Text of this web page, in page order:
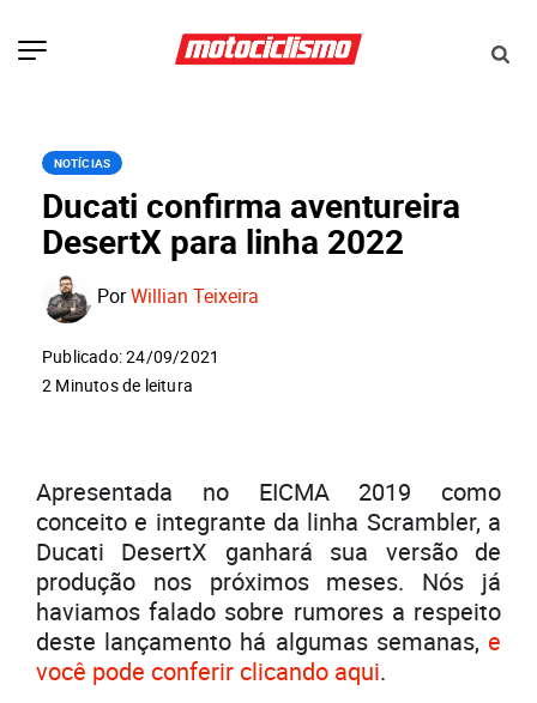
NOTÍCIAS
Ducati confirma aventureira
DesertX para linha 2022
PorWillian Teixeira
Publicado: 24/09/2021
2 Minutos de leitura
Apresentada no EICMA 2019 como
conceito e integrante da linha Scrambler, a
Ducati DesertX ganhará sua versão de
produção nos próximos meses. Nós já
haviamos falado sobre rumores a respeito
deste lançamento há algumas semanas, e
você pode conferir clicando aqui.